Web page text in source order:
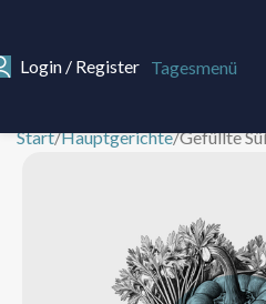
Login / Register Tagesmenü
Start Hauptgerichte Gefüllte